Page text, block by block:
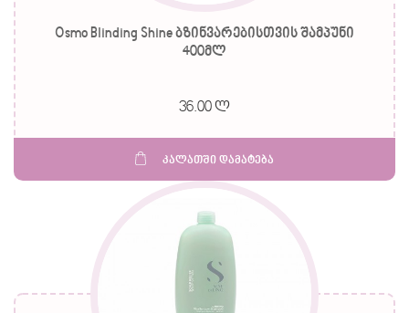
Osmo Blinding Shine ბზინვარებისთვის შამპუნი
400მლ
36.00 ლ
კალათში დამატება